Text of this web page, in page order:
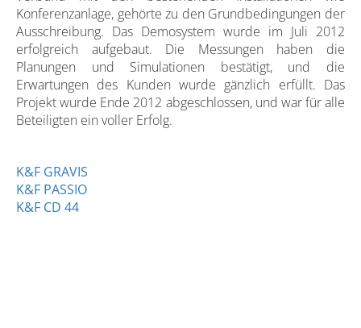
Konferenzanlage, gehörte zu den Grundbedingungen der
Ausschreibung. Das Demosystem wurde im Juli 2012
erfolgreich aufgebaut. Die Messungen haben die
Planungen und Simulationen bestätigt, und die
Erwartungen des Kunden wurde gänzlich erfüllt. Das
Projekt wurde Ende 2012 abgeschlossen, und war für alle
Beteiligten ein voller Erfolg.
K&F GRAVIS
K&F PASSIO
K&F CD 44